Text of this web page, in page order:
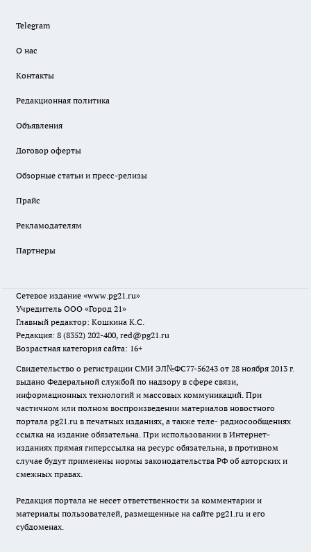
Telegram
О нас
Контакты
Редакционная политика
Объявления
Договор оферты
Обзорные статьи и пресс-релизы
Прайс
Рекламодателям
Партнеры
Сетевое издание «www.pg21.ru»
Учредитель ООО «Город 21»
Главный редактор: Кошкина К.С.
Редакция: 8 (8352) 202-400, red@pg21.ru
Возрастная категория сайта: 16+
Свидетельство о регистрации СМИ ЭЛ№ФС77-56243 от 28 ноября 2013 г.
выдано Федеральной службой по надзору в сфере связи,
информационных технологий и массовых коммуникаций. При
частичном или полном воспроизведении материалов новостного
портала pg21.ru в печатных изданиях, а также теле- радиосообщениях
ссылка на издание обязательна. При использовании в Интернет-
изданиях прямая гиперссылка на ресурс обязательна, в противном
случае будут применены нормы законодательства РФ об авторских и
смежных правах.
Редакция портала не несет ответственности за комментарии и
материалы пользователей, размещенные на сайте pg21.ru и его
субдоменах.